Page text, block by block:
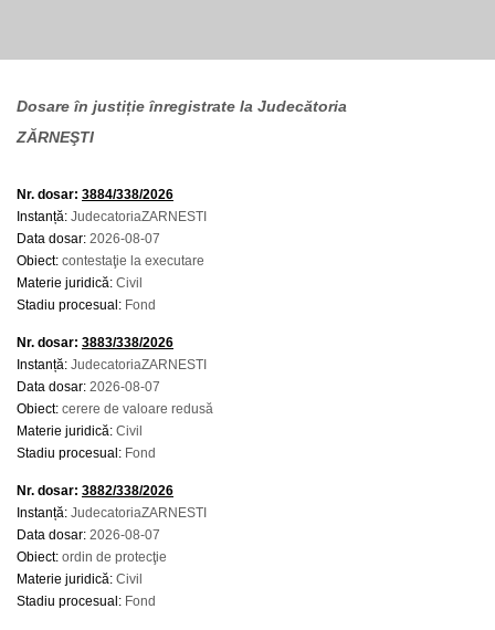
Dosare în justiție înregistrate la Judecătoria
ZĂRNEŞTI
Nr. dosar: 3884/338/2026
Instanță: JudecatoriaZARNESTI
Data dosar: 2026-08-07
Obiect: contestaţie la executare
Materie juridică: Civil
Stadiu procesual: Fond
Nr. dosar: 3883/338/2026
Instanță: JudecatoriaZARNESTI
Data dosar: 2026-08-07
Obiect: cerere de valoare redusă
Materie juridică: Civil
Stadiu procesual: Fond
Nr. dosar: 3882/338/2026
Instanță: JudecatoriaZARNESTI
Data dosar: 2026-08-07
Obiect: ordin de protecţie
Materie juridică: Civil
Stadiu procesual: Fond